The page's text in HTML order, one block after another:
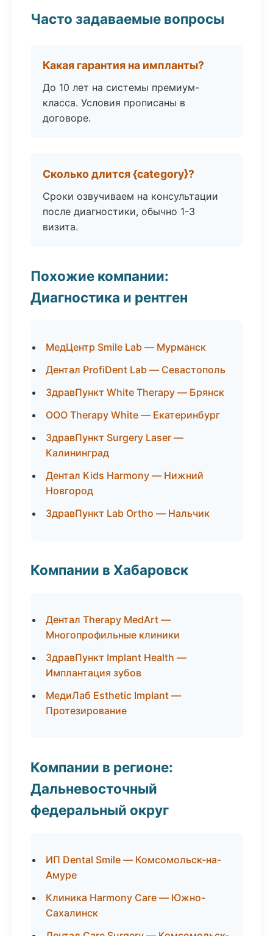
Часто задаваемые вопросы
Какая гарантия на импланты?
До 10 лет на системы премиум-
класса. Условия прописаны в
договоре.
Сколько длится {category}?
Сроки озвучиваем на консультации
после диагностики, обычно 1-3
визита.
Похожие компании:
Диагностика и рентген
МедЦентр Smile Lab — Мурманск
Дентал ProfiDent Lab — Севастополь
ЗдравПункт White Therapy — Брянск
ООО Therapy White — Екатеринбург
ЗдравПункт Surgery Laser —
Калининград
Дентал Kids Harmony — Нижний
Новгород
ЗдравПункт Lab Ortho — Нальчик
Компании в Хабаровск
Дентал Therapy MedArt —
Многопрофильные клиники
ЗдравПункт Implant Health —
Имплантация зубов
МедиЛаб Esthetic Implant —
Протезирование
Компании в регионе:
Дальневосточный
федеральный округ
ИП Dental Smile — Комсомольск-на-
Амуре
Клиника Harmony Care — Южно-
Сахалинск